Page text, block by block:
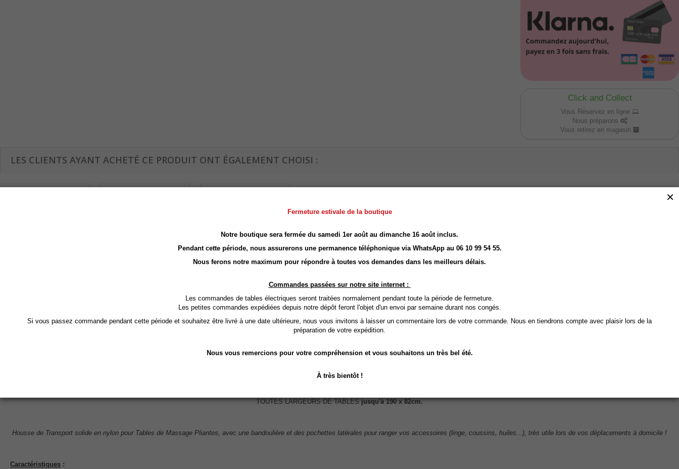
Click and Collect
Vous Réservez en ligne
Nous préparons
Vous retirez en magasin
LES CLIENTS AYANT ACHETÉ CE PRODUIT ONT ÉGALEMENT CHOISI :
Housse de Transpo...
59,00 €
Ajouter au panier
Housse de transport PRO Universelle
TOUTES LARGEURS DE TABLESjusqu'à 190 x 82cm.
Housse de Transport solide en nylon pour Tables de Massage Pliantes, avec une bandoulière et des pochettes latérales pour ranger vos accessoires (linge, coussins, huiles...), très utile lors de vos déplacements à domicile !
Caractéristiques :
Fermeture estivale de la boutique
Notre boutique sera fermée du samedi 1er août au dimanche 16 août inclus.
Pendant cette période, nous assurerons une permanence téléphonique via WhatsApp au 06 10 99 54 55.
Nous ferons notre maximum pour répondre à toutes vos demandes dans les meilleurs délais.
Commandes passées sur notre site internet :
Les commandes de tables électriques seront traitées normalement pendant toute la période de fermeture.
Les petites commandes expédiées depuis notre dépôt feront l'objet d'un envoi par semaine durant nos congés.
Si vous passez commande pendant cette période et souhaitez être livré à une date ultérieure, nous vous invitons à laisser un commentaire lors de votre commande. Nous en tiendrons compte avec plaisir lors de la
préparation de votre expédition.
Nous vous remercions pour votre compréhension et vous souhaitons un très bel été.
À très bientôt !
×